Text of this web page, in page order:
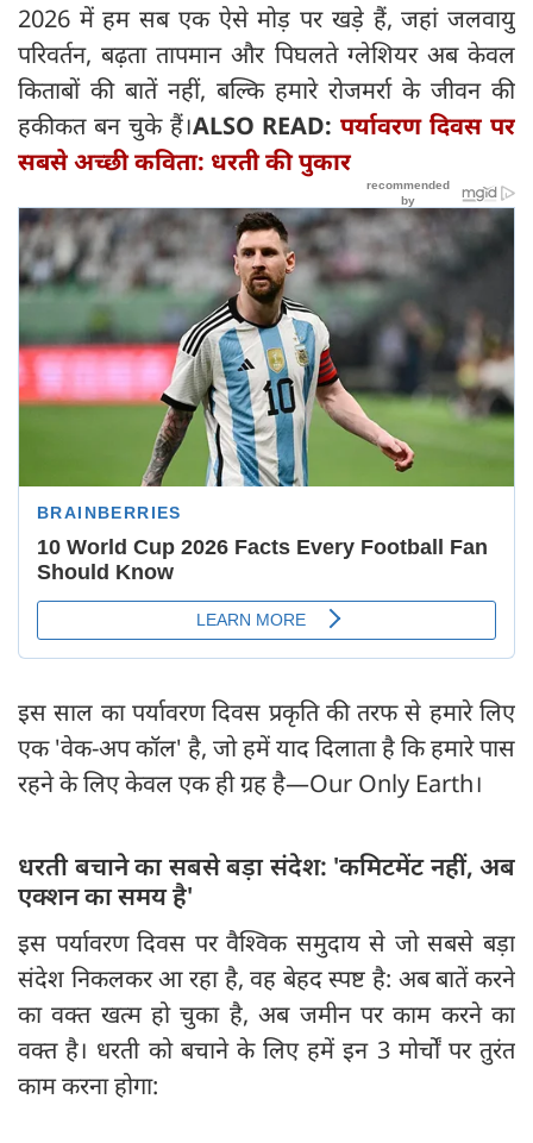
2026 में हम सब एक ऐसे मोड़ पर खड़े हैं, जहां जलवायु
परिवर्तन, बढ़ता तापमान और पिघलते ग्लेशियर अब केवल
किताबों की बातें नहीं, बल्कि हमारे रोजमर्रा के जीवन की
हकीकत बन चुके हैं।ALSO READ:पर्यावरण दिवस पर
सबसे अच्छी कविता: धरती की पुकार
इस साल का पर्यावरण दिवस प्रकृति की तरफ से हमारे लिए
एक 'वेक-अप कॉल' है, जो हमें याद दिलाता है कि हमारे पास
रहने के लिए केवल एक ही ग्रह है—Our Only Earth।
धरती बचाने का सबसे बड़ा संदेश: 'कमिटमेंट नहीं, अब
एक्शन का समय है'
इस पर्यावरण दिवस पर वैश्विक समुदाय से जो सबसे बड़ा
संदेश निकलकर आ रहा है, वह बेहद स्पष्ट है: अब बातें करने
का वक्त खत्म हो चुका है, अब जमीन पर काम करने का
वक्त है। धरती को बचाने के लिए हमें इन 3 मोर्चों पर तुरंत
काम करना होगा: